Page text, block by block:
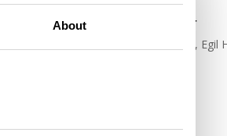
About Trist tiger
Neige Sinno, Egil